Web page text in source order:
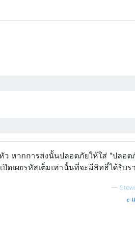
ว หากการส่งนั้นปลอดภัยให้ใส่ "ปลอด
ดเผยรหัสเต็มเท่านั้นที่จะมีสิทธิ์ได้รับร
—